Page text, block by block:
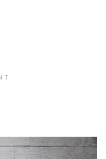
ettől kezdve
alatt,
mozgalmi nevet 1901